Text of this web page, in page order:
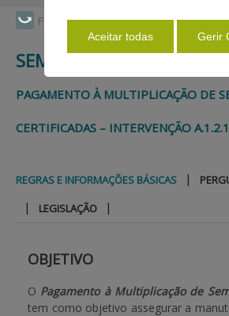
Faça Swipe para ver o menu
AJUDAS/APOIOS
INFORMAÇÕES
ESTATÍSTICAS
PAGAMENTOS
Entrar / Registar
SEMENTES CERTIFICADAS
PAGAMENTO À MULTIPLICAÇÃO DE
CERTIFICADAS – INTERVENÇÃO
REGRAS E INFORMAÇÕES BÁSICAS |
| LEGISLAÇÃO |
OBJETIVO
O Pagamento à Multiplicação de
tem como objetivo assegurar a
Aceitar todas Gerir